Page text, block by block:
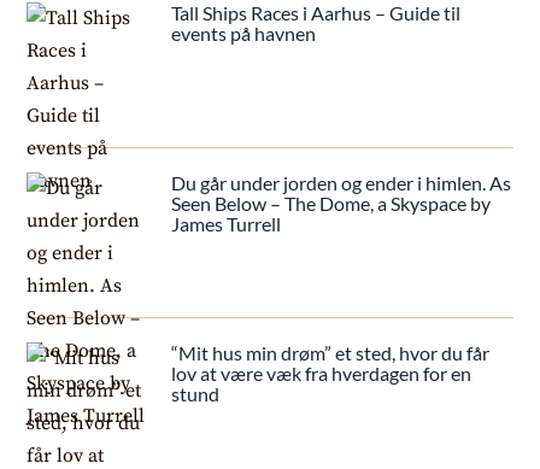
Tall Ships Races i Aarhus – Guide til
events på havnen
Du går under jorden og ender i himlen. As
Seen Below – The Dome, a Skyspace by
James Turrell
“Mit hus min drøm” et sted, hvor du får
lov at være væk fra hverdagen for en
stund